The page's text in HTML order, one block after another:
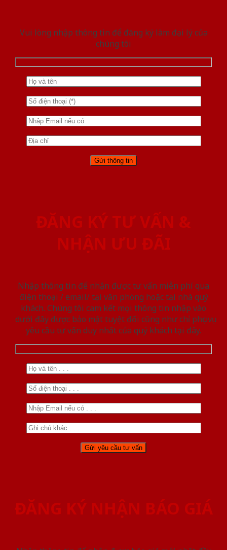
Vui lòng nhập thông tin để đăng ký làm đại lý của
chúng tôi
ĐĂNG KÝ TƯ VẤN &
NHẬN ƯU ĐÃI
Nhập thông tin để nhận được tư vấn miễn phí qua
điện thoại / email/ tại văn phòng hoặc tại nhà quý
khách. Chúng tôi cam kết mọi thông tin nhập vào
dưới đây được bảo mật tuyệt đối cũng như chỉ phục vụ
yêu cầu tư vấn duy nhất của quý khách tại đây.
ĐĂNG KÝ NHẬN BÁO GIÁ